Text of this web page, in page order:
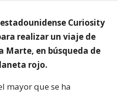
Curiosity
realizar un viaje de
Marte, en búsqueda de
rojo.
mayor que se ha